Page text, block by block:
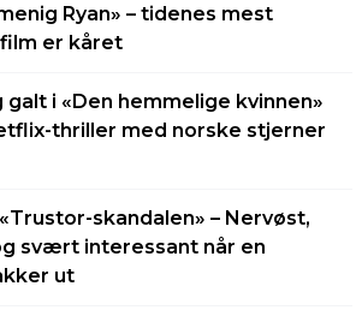
Ryan» – tidenes mest
er kåret
galt i «Den hemmelige kvinnen»
thriller med norske stjerner
skandalen» – Nervøst,
svært interessant når en
ut